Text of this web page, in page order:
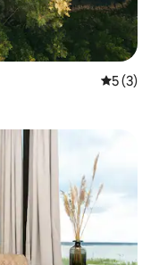
5 (3)